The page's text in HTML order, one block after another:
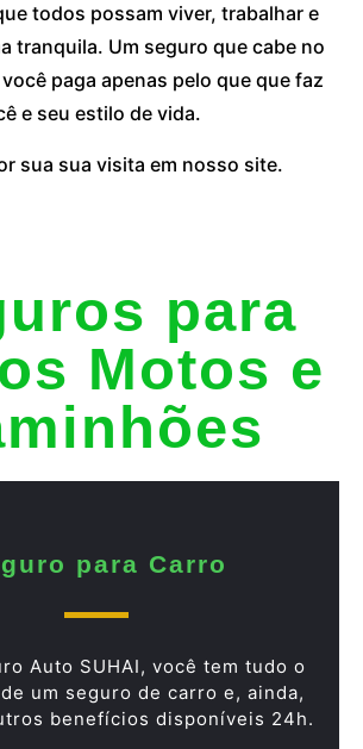
todos possam viver, trabalhar e
tranquila. Um seguro que cabe no
paga apenas pelo que que faz
e seu estilo de vida.
sua sua visita em nosso site.
para
Motos e
para Carro
Auto SUHAI, você tem tudo o
um seguro de carro e, ainda,
benefícios disponíveis 24h.